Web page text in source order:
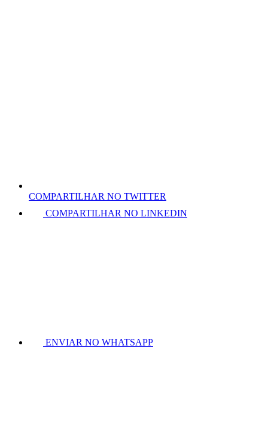
COMPARTILHAR NO TWITTER
COMPARTILHAR NO LINKEDIN
ENVIAR NO WHATSAPP